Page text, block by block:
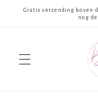
naar de
Gratis verzending boven
nog